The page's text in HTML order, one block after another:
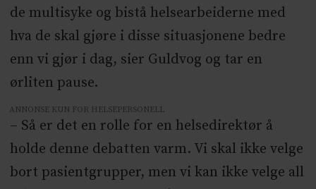
de multisyke og bistå helsearbeiderne med
hva de skal gjøre i disse situasjonene bedre
enn vi gjør i dag, sier Guldvog og tar en
ørliten pause.
ANNONSE KUN FOR HELSEPERSONELL
– Så er det en rolle for en helsedirektør å
holde denne debatten varm. Vi skal ikke velge
bort pasientgrupper, men vi kan ikke velge all